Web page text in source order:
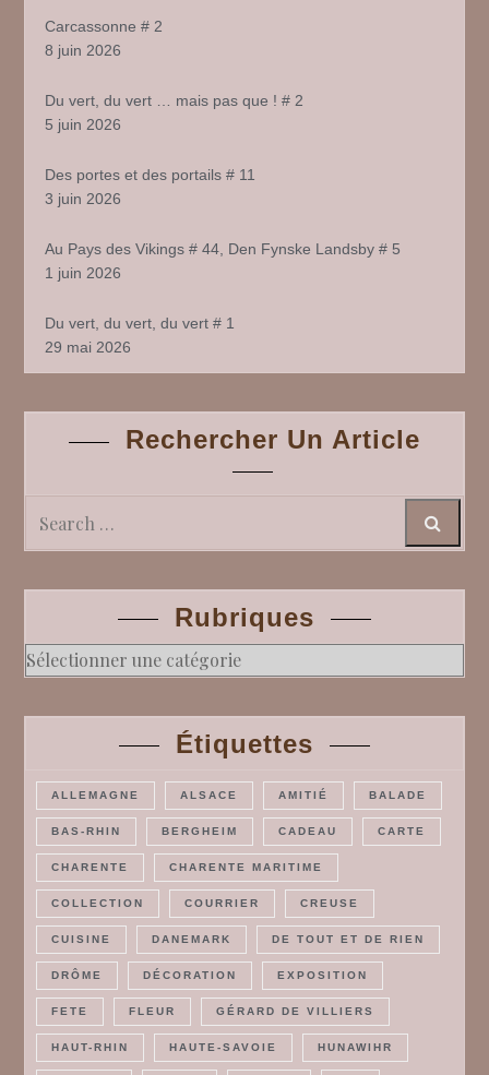
Carcassonne # 2
8 juin 2026
Du vert, du vert … mais pas que ! # 2
5 juin 2026
Des portes et des portails # 11
3 juin 2026
Au Pays des Vikings # 44, Den Fynske Landsby # 5
1 juin 2026
Du vert, du vert, du vert # 1
29 mai 2026
Rechercher Un Article
Rubriques
Rubriques
Étiquettes
ALLEMAGNE ALSACE AMITIÉ BALADE
BAS-RHIN BERGHEIM CADEAU CARTE
CHARENTE CHARENTE MARITIME
COLLECTION COURRIER CREUSE
CUISINE DANEMARK DE TOUT ET DE RIEN
DRÔME DÉCORATION EXPOSITION
FETE FLEUR GÉRARD DE VILLIERS
HAUT-RHIN HAUTE-SAVOIE HUNAWIHR